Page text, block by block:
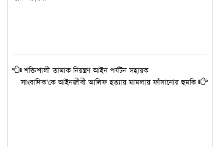
শক্তিশালী তামাক নিয়ন্ত্রণ আইন পর্যটন সহায়ক
সাংবাদিক’কে আইনজীবী আলিফ হত্যায় মামলায় ফাঁসানোর হুমকি